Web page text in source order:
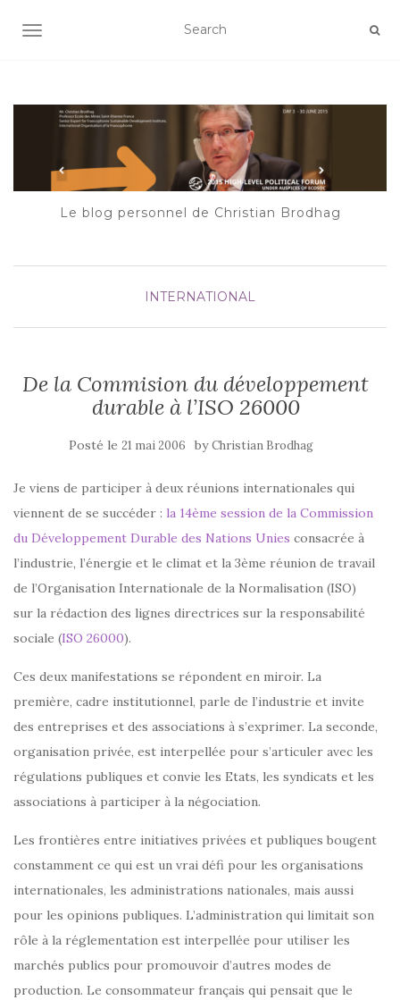
AFFICHER/MASQUER LA NAVIGATION
Le blog personnel de Christian Brodhag
INTERNATIONAL
De la Commision du développement
durable à l’ISO 26000
Posté le 21 mai 2006 byChristian Brodhag
Je viens de participer à deux réunions internationales qui
viennent de se succéder : la 14ème session de la Commission
du Développement Durable des Nations Unies consacrée à
l’industrie, l’énergie et le climat et la 3ème réunion de travail
de l’Organisation Internationale de la Normalisation (ISO)
sur la rédaction des lignes directrices sur la responsabilité
sociale (ISO 26000).
Ces deux manifestations se répondent en miroir. La
première, cadre institutionnel, parle de l’industrie et invite
des entreprises et des associations à s’exprimer. La seconde,
organisation privée, est interpellée pour s’articuler avec les
régulations publiques et convie les Etats, les syndicats et les
associations à participer à la négociation.
Les frontières entre initiatives privées et publiques bougent
constamment ce qui est un vrai défi pour les organisations
internationales, les administrations nationales, mais aussi
pour les opinions publiques. L’administration qui limitait son
rôle à la réglementation est interpellée pour utiliser les
marchés publics pour promouvoir d’autres modes de
production. Le consommateur français qui pensait que le